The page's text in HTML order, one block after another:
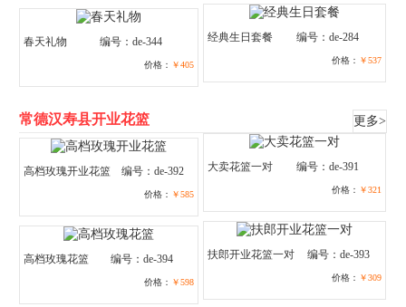
春天礼物 编号：de-344
价格： ￥405
经典生日套餐 编号：de-284
价格： ￥537
常德汉寿县开业花篮 更多>
高档玫瑰开业花篮 编号：de-392
价格： ￥585
大卖花篮一对 编号：de-391
价格： ￥321
高档玫瑰花篮 编号：de-394
价格： ￥598
扶郎开业花篮一对 编号：de-393
价格： ￥309